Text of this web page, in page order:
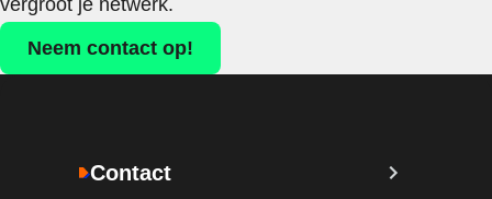
vergroot je netwerk.
Neem contact op!
Contact